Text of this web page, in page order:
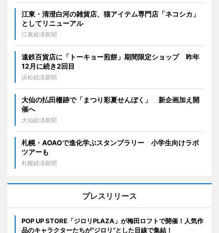
江東・清澄白河の雑貨店、猫アイテム専門店「ネコシカ」
としてリニューアル
江東経済新聞
遠鉄百貨店に「トーキョー煎餅」期間限定ショップ 昨年
12月に続き2回目
浜松経済新聞
大仙の払田柵跡で「まつり彩夏せんぼく」 新企画加え開
催へ
大仙経済新聞
札幌・AOAOで進化学ぶスタンプラリー 小学生向けラボ
ツアーも
札幌経済新聞
プレスリリース
POP UP STORE「ジロリPLAZA」が梅田ロフトで開催！人気作
品のキャラクターたちが“ジロリ”とした目線で集結！